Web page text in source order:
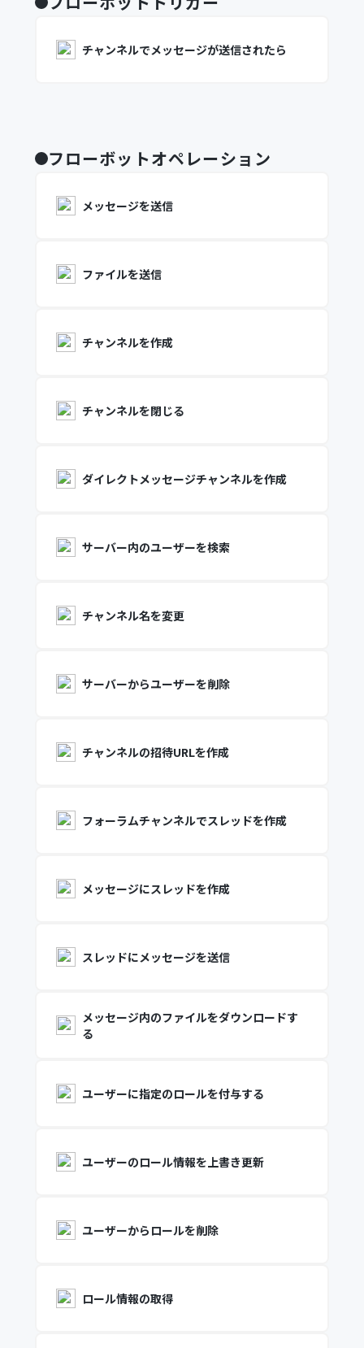
チャンネルでメッセージが送信されたら
フローボットオペレーション
メッセージを送信
ファイルを送信
チャンネルを作成
チャンネルを閉じる
ダイレクトメッセージチャンネルを作成
サーバー内のユーザーを検索
チャンネル名を変更
サーバーからユーザーを削除
チャンネルの招待URLを作成
フォーラムチャンネルでスレッドを作成
メッセージにスレッドを作成
スレッドにメッセージを送信
メッセージ内のファイルをダウンロードす
る
ユーザーに指定のロールを付与する
ユーザーのロール情報を上書き更新
ユーザーからロールを削除
ロール情報の取得